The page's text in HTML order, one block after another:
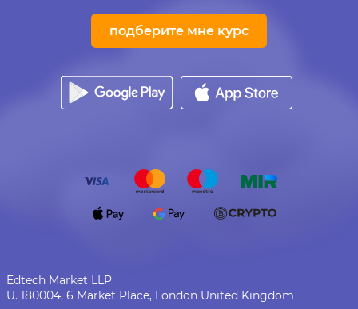
подберите мне курс
Edtech Market LLP
U. 180004, 6 Market Place, London United Kingdom